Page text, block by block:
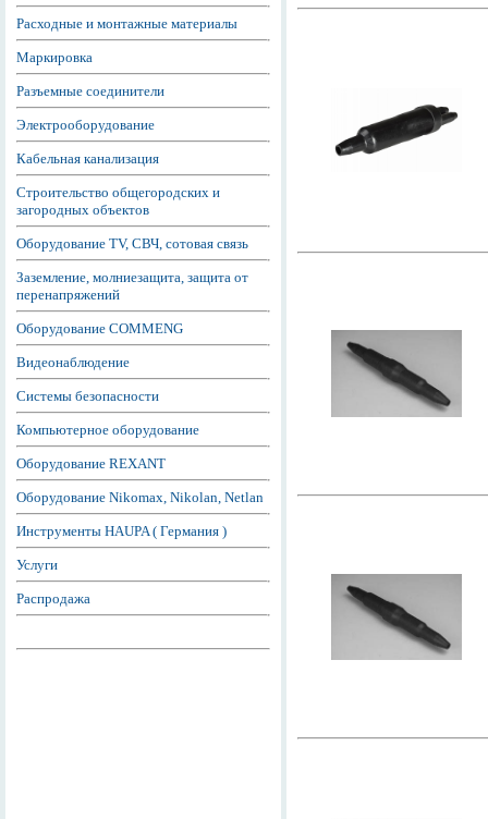
Расходные и монтажные материалы
Маркировка
Разъемные соединители
Электрооборудование
Кабельная канализация
Строительство общегородских и
загородных объектов
Оборудование TV, СВЧ, сотовая связь
Заземление, молниезащита, защита от
перенапряжений
Оборудование COMMENG
Видеонаблюдение
Системы безопасности
Компьютерное оборудование
Оборудование REXANT
Оборудование Nikomax, Nikolan, Netlan
Инструменты HAUPA ( Германия )
Услуги
Распродажа